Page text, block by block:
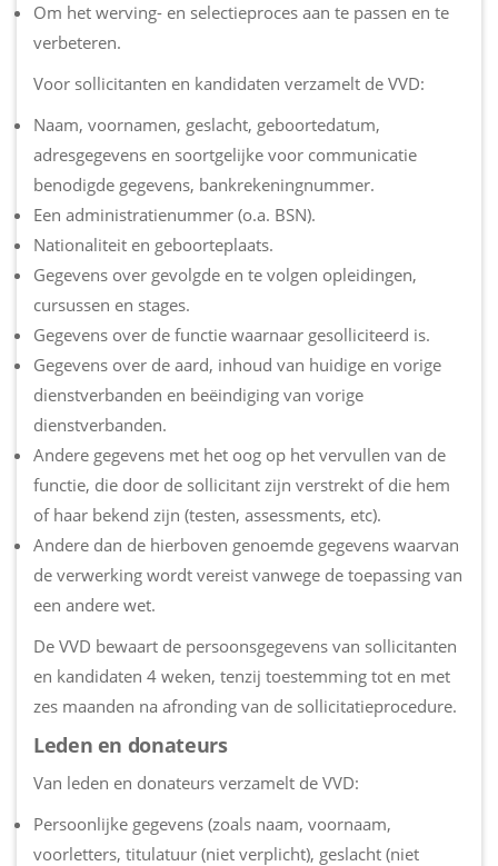
Om het werving- en selectieproces aan te passen en te
verbeteren.
Voor sollicitanten en kandidaten verzamelt de VVD:
Naam, voornamen, geslacht, geboortedatum,
adresgegevens en soortgelijke voor communicatie
benodigde gegevens, bankrekeningnummer.
Een administratienummer (o.a. BSN).
Nationaliteit en geboorteplaats.
Gegevens over gevolgde en te volgen opleidingen,
cursussen en stages.
Gegevens over de functie waarnaar gesolliciteerd is.
Gegevens over de aard, inhoud van huidige en vorige
dienstverbanden en beëindiging van vorige
dienstverbanden.
Andere gegevens met het oog op het vervullen van de
functie, die door de sollicitant zijn verstrekt of die hem
of haar bekend zijn (testen, assessments, etc).
Andere dan de hierboven genoemde gegevens waarvan
de verwerking wordt vereist vanwege de toepassing van
een andere wet.
De VVD bewaart de persoonsgegevens van sollicitanten
en kandidaten 4 weken, tenzij toestemming tot en met
zes maanden na afronding van de sollicitatieprocedure.
Leden en donateurs
Van leden en donateurs verzamelt de VVD:
Persoonlijke gegevens (zoals naam, voornaam,
voorletters, titulatuur (niet verplicht), geslacht (niet